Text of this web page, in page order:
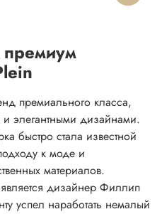
премиального класса,
элегантными дизайнами.
быстро стала известной
к моде и
материалов.
дизайнер Филлип
успел наработать немалый